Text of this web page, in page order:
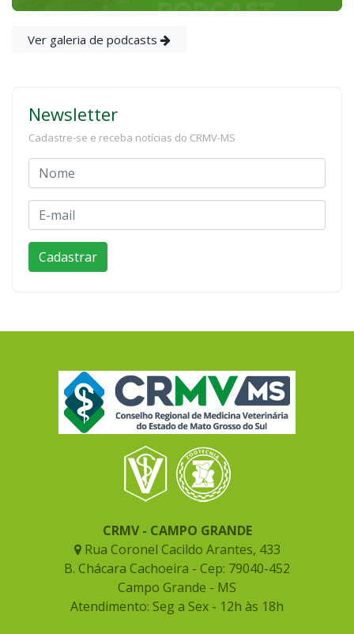
Ver galeria de podcasts
Newsletter
Cadastre-se e receba notícias do CRMV-MS
CRMV - CAMPO GRANDE
Rua Coronel Cacildo Arantes, 433
B. Chácara Cachoeira - Cep: 79040-452
Campo Grande - MS
Atendimento: Seg a Sex - 12h às 18h